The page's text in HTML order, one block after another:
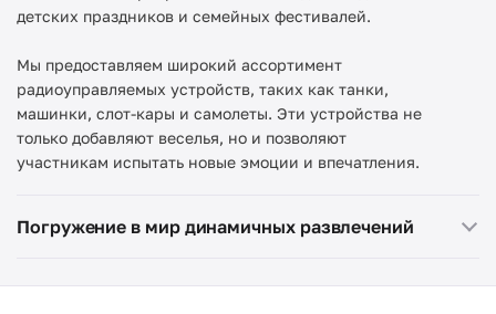
детских праздников и семейных фестивалей.
Мы предоставляем широкий ассортимент
радиоуправляемых устройств, таких как танки,
машинки, слот-кары и самолеты. Эти устройства не
только добавляют веселья, но и позволяют
участникам испытать новые эмоции и впечатления.
Погружение в мир динамичных развлечений